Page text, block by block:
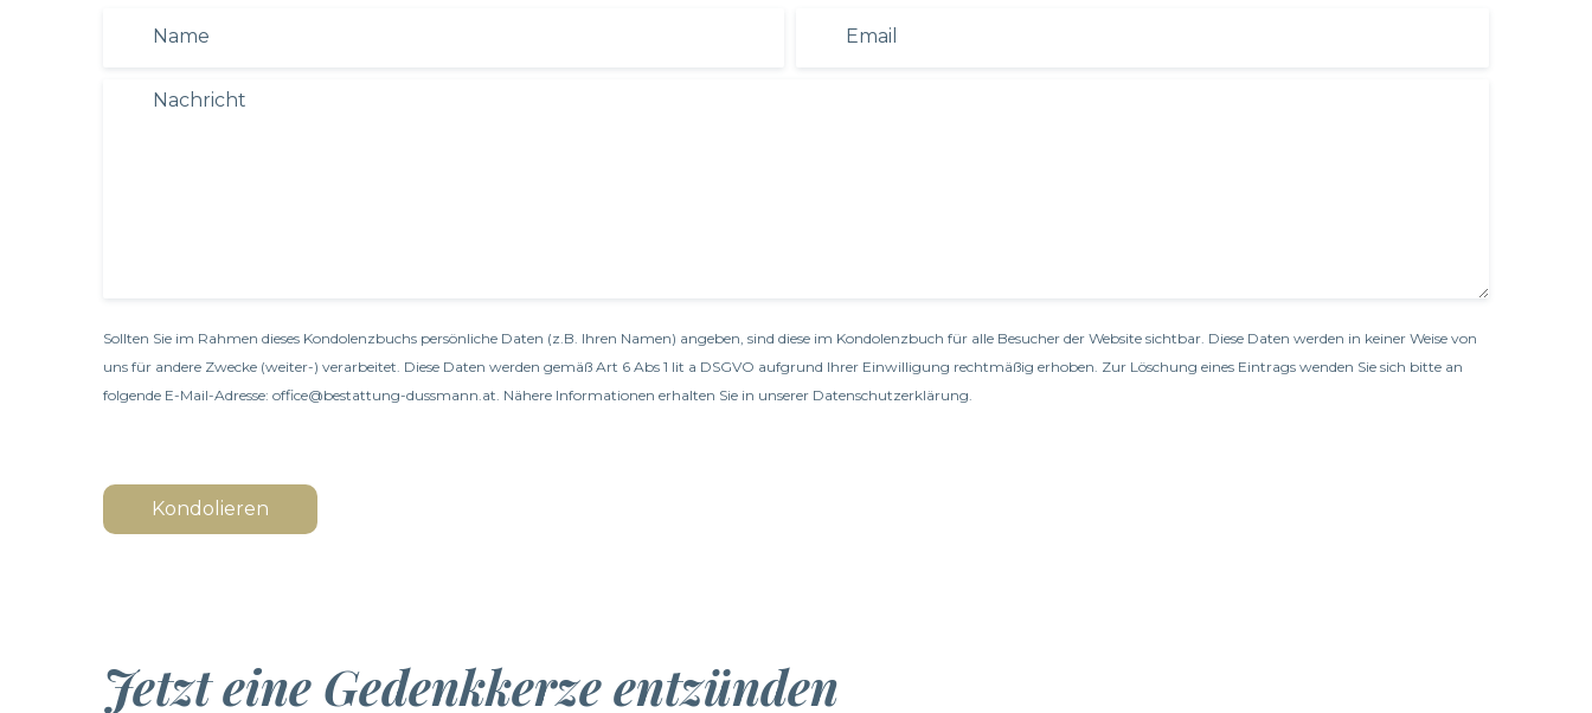
Sollten Sie im Rahmen dieses Kondolenzbuchs persönliche Daten (z.B. Ihren Namen) angeben, sind diese im Kondolenzbuch für alle Besucher der Website sichtbar. Diese Daten werden in keiner Weise von
uns für andere Zwecke (weiter-) verarbeitet. Diese Daten werden gemäß Art 6 Abs 1 lit a DSGVO aufgrund Ihrer Einwilligung rechtmäßig erhoben. Zur Löschung eines Eintrags wenden Sie sich bitte an
folgende E-Mail-Adresse: office@bestattung-dussmann.at. Nähere Informationen erhalten Sie in unserer Datenschutzerklärung.
Kondolieren
Jetzt eine Gedenkkerze entzünden